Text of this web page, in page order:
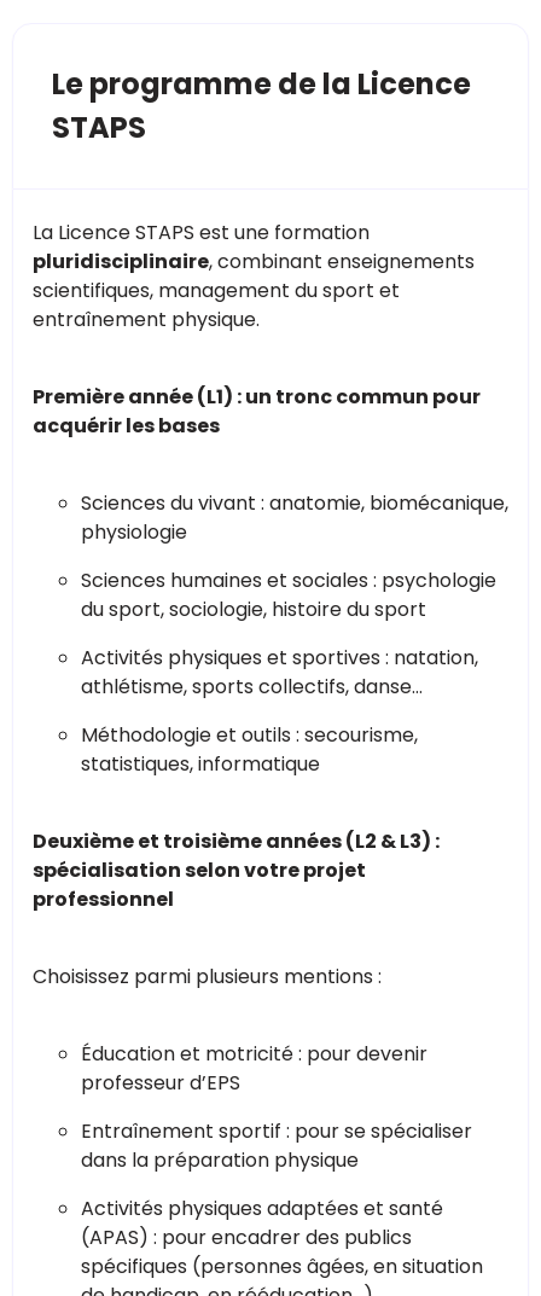
Le programme de la Licence
STAPS
La Licence STAPS est une formation
pluridisciplinaire, combinant enseignements
scientifiques, management du sport et
entraînement physique.
Première année (L1) : un tronc commun pour
acquérir les bases
Sciences du vivant : anatomie, biomécanique,
physiologie
Sciences humaines et sociales : psychologie
du sport, sociologie, histoire du sport
Activités physiques et sportives : natation,
athlétisme, sports collectifs, danse…
Méthodologie et outils : secourisme,
statistiques, informatique
Deuxième et troisième années (L2 & L3) :
spécialisation selon votre projet
professionnel
Choisissez parmi plusieurs mentions :
Éducation et motricité : pour devenir
professeur d’EPS
Entraînement sportif : pour se spécialiser
dans la préparation physique
Activités physiques adaptées et santé
(APAS) : pour encadrer des publics
spécifiques (personnes âgées, en situation